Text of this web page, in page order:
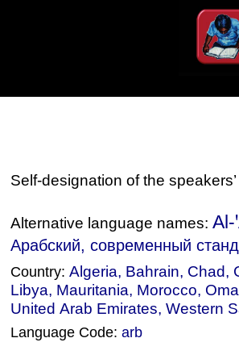
Self-designation of the
Alternative language names:Al-
Арабский, современный
Country:Algeria, Bahrain, Chad,
Libya, Mauritania, Morocco,
United Arab Emirates,Western
Language Code:arb